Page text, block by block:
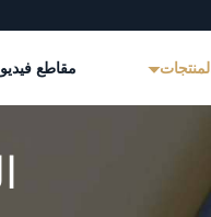
المنتجات مقاطع فيديو